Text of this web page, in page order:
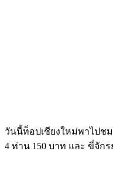
วันนี้ท็อปเชียงใหม่พาไปช
4 ท่าน 150 บาท และ ขี่จัก